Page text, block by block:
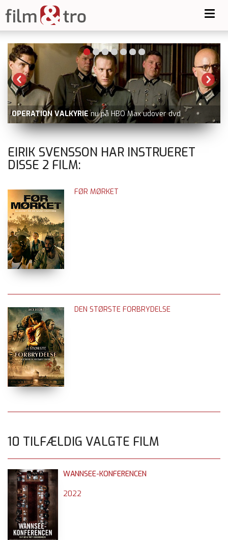
OPERATION VALKYRIE nu på HBO Max udover dvd
EIRIK SVENSSON HAR INSTRUERET
DISSE 2 FILM:
FØR MØRKET
DEN STØRSTE FORBRYDELSE
10 TILFÆLDIG VALGTE FILM
WANNSEE-KONFERENCEN
2022